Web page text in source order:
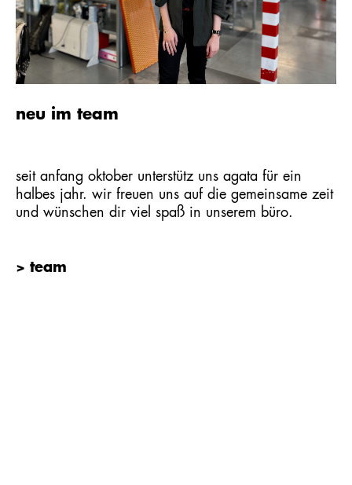
neu im team
seit anfang oktober unterstütz uns agata für ein
halbes jahr. wir freuen uns auf die gemeinsame zeit
und wünschen dir viel spaß in unserem büro.
> team